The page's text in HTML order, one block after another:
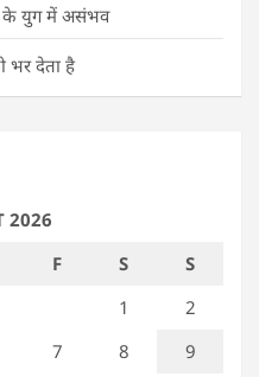
के युग में असंभव
भर देता है
2026
F S
S
1
2
7 8 9